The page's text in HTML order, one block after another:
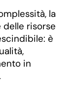
la
risorse
è
in